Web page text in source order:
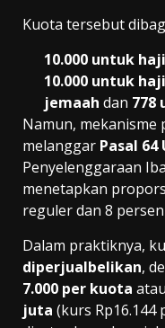
Kuota tersebut
10.000 untuk
10.000 untuk
jemaah dan 778
Namun, mekanisme
melanggar Pasal 64
Penyelenggaraan
menetapkan
reguler dan 8
Dalam praktiknya,
diperjualbelikan,
7.000 per kuota
juta (kurs Rp16.144